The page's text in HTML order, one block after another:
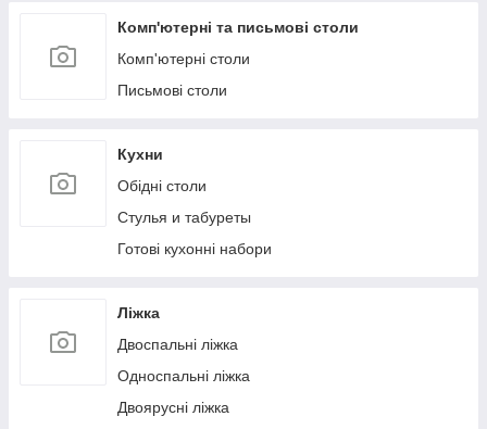
Комп'ютерні та письмові столи
Комп'ютерні столи
Письмові столи
Кухни
Обідні столи
Стулья и табуреты
Готові кухонні набори
Ліжка
Двоспальні ліжка
Односпальні ліжка
Двоярусні ліжка